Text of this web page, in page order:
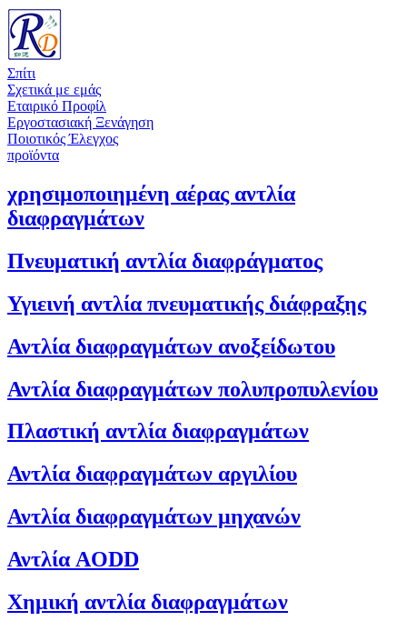
Σπίτι
Σχετικά με εμάς
Εταιρικό Προφίλ
Εργοστασιακή Ξενάγηση
Ποιοτικός Έλεγχος
προϊόντα
χρησιμοποιημένη αέρας αντλία
διαφραγμάτων
Πνευματική αντλία διαφράγματος
Υγιεινή αντλία πνευματικής διάφραξης
Αντλία διαφραγμάτων ανοξείδωτου
Αντλία διαφραγμάτων πολυπροπυλενίου
Πλαστική αντλία διαφραγμάτων
Αντλία διαφραγμάτων αργιλίου
Αντλία διαφραγμάτων μηχανών
Αντλία AODD
Χημική αντλία διαφραγμάτων